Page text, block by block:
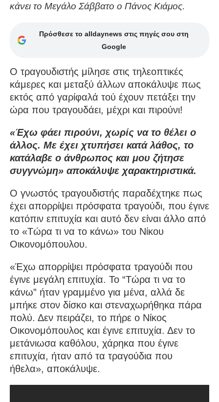
κάνει το Μεγάλο Σάββατο ο Πάνος Κιάμος.
Πρόσθεσε το alldaynews στις πηγές σου στη
Google
Ο τραγουδιστής μίλησε στις τηλεοπτικές
κάμερες και μεταξύ άλλων αποκάλυψε πως
εκτός από γαρίφαλά τού έχουν πετάξει την
ώρα που τραγουδάει, μέχρι και πιρούνι!
«Έχω φάει πιρούνι, χωρίς να το θέλει ο
άλλος. Με έχει χτυπήσει κατά λάθος, το
κατάλαβε ο άνθρωπος και μου ζήτησε
συγγνώμη» αποκάλυψε χαρακτηριστικά.
Ο γνωστός τραγουδιστής παραδέχτηκε πως
έχει απορρίψει πρόσφατα τραγούδι, που έγινε
κατόπιν επιτυχία και αυτό δεν είναι άλλο από
το «Τώρα τι να το κάνω» του Νίκου
Οικονομόπουλου.
«Έχω απορρίψει πρόσφατα τραγούδι που
έγινε μεγάλη επιτυχία. Το “Τώρα τι να το
κάνω” ήταν γραμμένο για μένα, αλλά δε
μπήκε στον δίσκο και στεναχωρήθηκα πάρα
πολύ. Δεν πειράζει, το πήρε ο Νίκος
Οικονομόπουλος και έγινε επιτυχία. Δεν το
μετάνιωσα καθόλου, χάρηκα που έγινε
επιτυχία, ήταν από τα τραγούδια που
ήθελα», αποκάλυψε.